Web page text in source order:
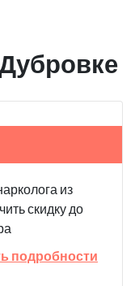
из
скидку до
подробности